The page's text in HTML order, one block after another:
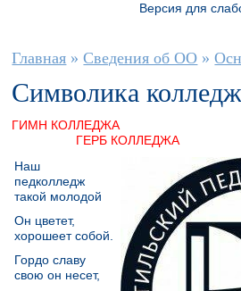
Версия для
Вы здесь
Главная » Сведения об ОО »
Символика
ГИМН
ГЕРБ КОЛЛЕДЖА
Наш
педколледж
такой молодой
Он цветет,
хорошеет собой.
Гордо славу
свою он несет,